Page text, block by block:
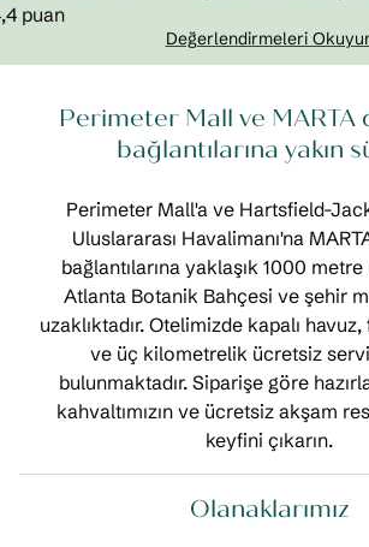
Değerlendirmeleri
Perimeter Mall ve MARTA
bağlantılarına yakın
Perimeter Mall'a ve Hartsfield-
Uluslararası Havalimanı'na
bağlantılarına yaklaşık 1000 metre
Atlanta Botanik Bahçesi ve şehir
uzaklıktadır. Otelimizde kapalı
ve üç kilometrelik ücretsiz
bulunmaktadır. Siparişe göre
kahvaltımızın ve ücretsiz akşam
keyfini çıkarın.
Olanaklarımız